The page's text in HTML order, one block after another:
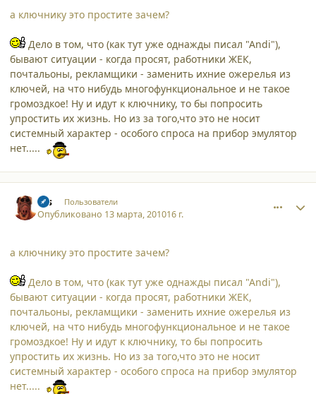
а ключнику это простите зачем?
Дело в том, что (как тут уже однажды писал "Аndi"),
бывают ситуации - когда просят, работники ЖЕК,
почтальоны, рекламщики - заменить ихние ожерелья из
ключей, на что нибудь многофункциональное и не такое
громоздкое! Ну и идут к ключнику, то бы попросить
упростить их жизнь. Но из за того,что это не носит
системный характер - особого спроса на прибор эмулятор
нет.....
sss Пользователи
Опубликовано 13 марта, 201016 г.
а ключнику это простите зачем?
Дело в том, что (как тут уже однажды писал "Аndi"),
бывают ситуации - когда просят, работники ЖЕК,
почтальоны, рекламщики - заменить ихние ожерелья из
ключей, на что нибудь многофункциональное и не такое
громоздкое! Ну и идут к ключнику, то бы попросить
упростить их жизнь. Но из за того,что это не носит
системный характер - особого спроса на прибор эмулятор
нет.....